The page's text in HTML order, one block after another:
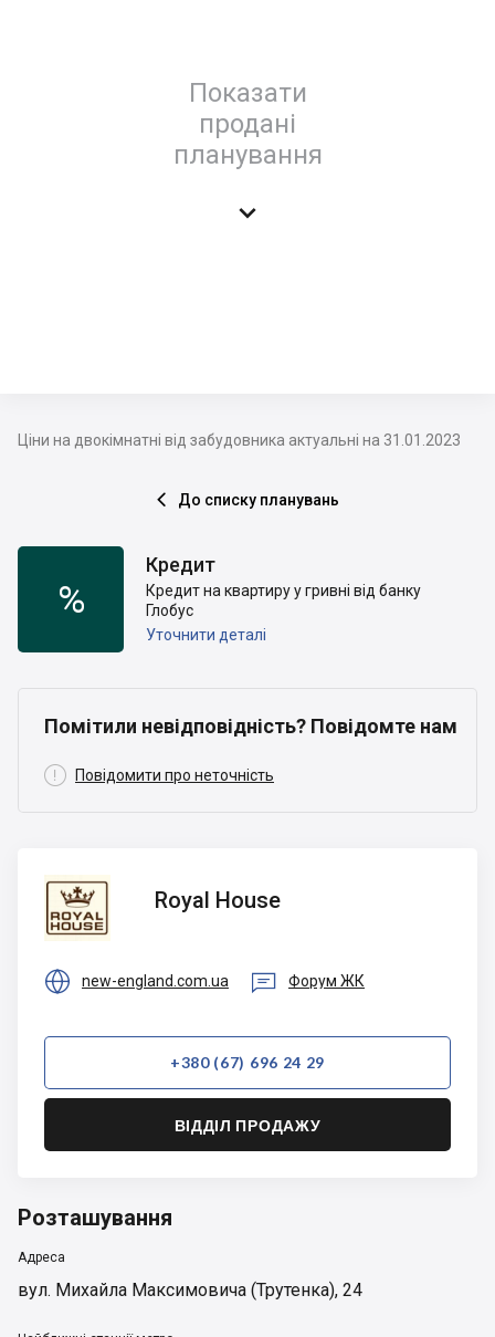
Показати
продані
планування

Ціни на двокімнатні від забудовника актуальні на 31.01.2023
 До списку планувань
%
Кредит
Кредит на квартиру у гривні від банку
Глобус
Уточнити деталі
Помітили невідповідність? Повідомте нам
 Повідомити про неточність
Royal
House
Royal House
 new-england.com.ua  Форум ЖК
+380 (67) 696 24 29
ВІДДІЛ ПРОДАЖУ
Розташування
Адреса
вул. Михайла Максимовича (Трутенка), 24